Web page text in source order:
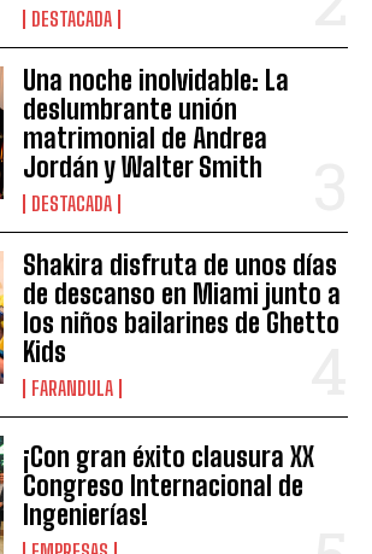
DESTACADA
Una noche inolvidable: La
deslumbrante unión
matrimonial de Andrea
Jordán y Walter Smith
DESTACADA
Shakira disfruta de unos días
de descanso en Miami junto a
los niños bailarines de Ghetto
Kids
FARANDULA
¡Con gran éxito clausura XX
Congreso Internacional de
Ingenierías!